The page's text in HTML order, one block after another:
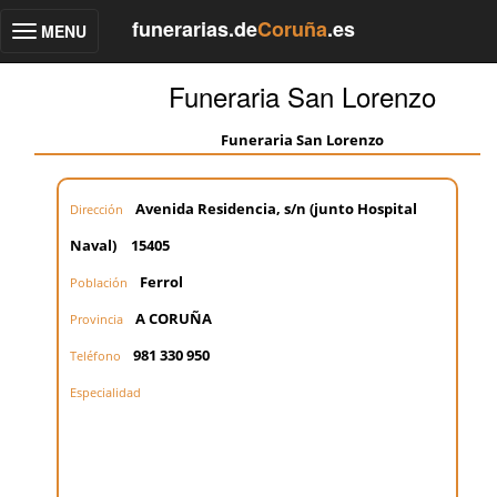
Toggle
MENU funerarias.deCoruña.es
Funeraria San Lorenzo
Funeraria San Lorenzo
Dirección
Avenida Residencia, s/n (junto Hospital
Naval)
15405
Población Ferrol
Provincia A CORUÑA
Teléfono 981 330 950
Especialidad